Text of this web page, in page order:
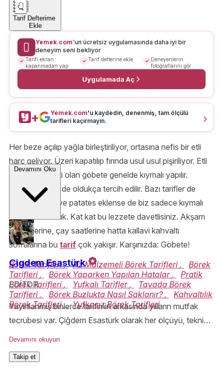
Tarif Defterime
Ekle
Yemek.com'un ücretsiz uygulamasında daha iyi bir
deneyim seni bekliyor
Tarifi ekran
kapanmadan yap
Tarif defterine ekle
Deneyenlerin
fotoğraflarını gör
Uygulamada Aç
+ Yemek.com'u kaydedin, denenmiş, tam ölçülü
tarifleri kaçırmayın.
Her beze açılıp yağla birleştiriliyor, ortasına nefis bir etli
harç geliyor. Üzeri kapatılıp fırında usul usul pişiriliyor. Etli
çeşiti olan göbete genelde kıymalı yapılır.
Tavuklu çeşidi de oldukça tercih edilir. Bazı tarifler de
harcına pirinç ve patates eklense de biz sadece kıymalı
olarak hazırladık. Kat kat bu lezzete davetlisiniz. Akşam
yemeklerine, çay saatlerine hatta kallavi kahvaltı
sofralarına bu tarif çok yakışır. Karşınızda: Göbete!
Börek Tarifleri, Az Malzemeli Börek Tarifleri ,
Börek
Tarifleri , Börek Yaparken Yapılan Hatalar,
Pratik
Börek Tarifleri , Yufkalı Tarifler,
Tavada Börek
Tarifleri , Börek Buzlukta Nasıl Saklanır?,
Kahvaltılık
Börek Tarifleri, Yufkasız Börek Tarifleri
Devamını Oku
Çigdem Esastürk
EDİTOR
Yayınlanmış binlerce tarifimin arkasında yılların mutfak
tecrübesi var. Çiğdem Esastürk olarak her ölçüyü, tekniği
ve püf noktasını özenle aktarıyor; Yemek.com okurlarını
Devamını okuyun
Takip et